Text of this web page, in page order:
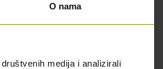
O nama
medija i analizirali